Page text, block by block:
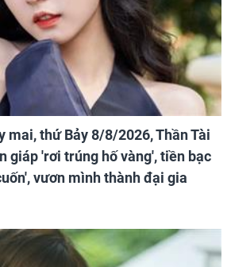
mai, thứ Bảy 8/8/2026, Thần Tài
giáp 'rơi trúng hố vàng', tiền bạc
vươn mình thành đại gia